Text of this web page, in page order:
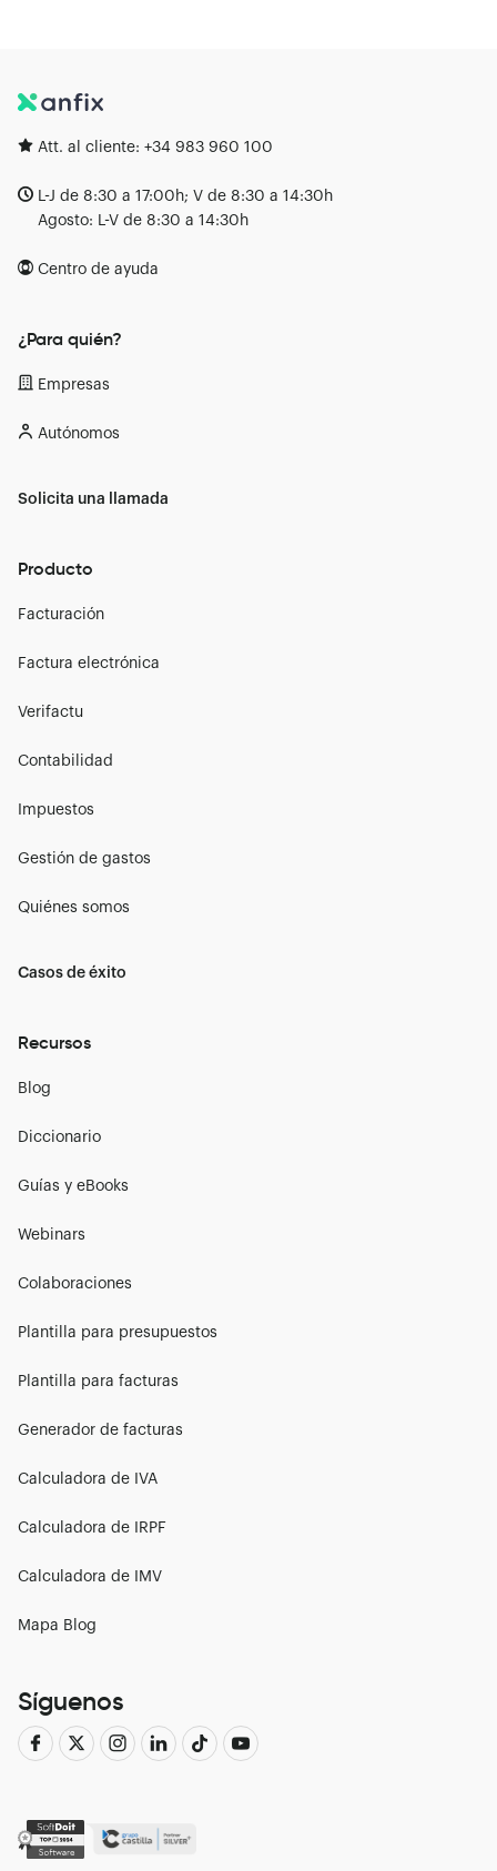
Att. al cliente: +34 983 960 100
L-J de 8:30 a 17:00h; V de 8:30 a 14:30h
Agosto: L-V de 8:30 a 14:30h
Centro de ayuda
¿Para quién?
Empresas
Autónomos
Solicita una llamada
Producto
Facturación
Factura electrónica
Verifactu
Contabilidad
Impuestos
Gestión de gastos
Quiénes somos
Casos de éxito
Recursos
Blog
Diccionario
Guías y eBooks
Webinars
Colaboraciones
Plantilla para presupuestos
Plantilla para facturas
Generador de facturas
Calculadora de IVA
Calculadora de IRPF
Calculadora de IMV
Mapa Blog
Síguenos